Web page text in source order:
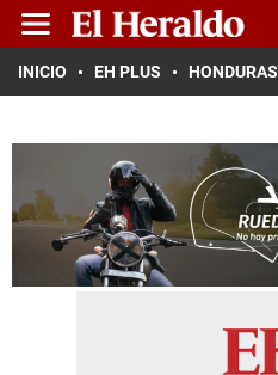
INICIO EH PLUS HONDURAS